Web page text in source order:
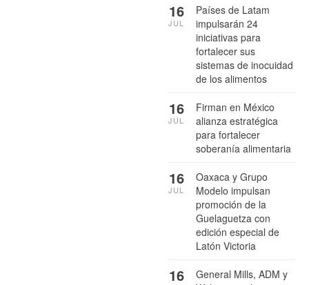
Países de Latam
impulsarán 24
iniciativas para
fortalecer sus
sistemas de inocuidad
de los alimentos
16
JUL
Firman en México
alianza estratégica
para fortalecer
soberanía alimentaria
16
JUL
Oaxaca y Grupo
Modelo impulsan
promoción de la
Guelaguetza con
edición especial de
Latón Victoria
16
JUL
General Mills, ADM y
16